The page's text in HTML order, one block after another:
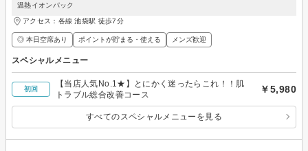
温熱イオンパック
アクセス：各線 池袋駅 徒歩7分
◎ 本日空席あり ポイントが貯まる・使える メンズ歓迎
スペシャルメニュー
初回
【当店人気No.1★】とにかく迷ったらこれ！！肌
トラブル総合改善コース
￥5,980
すべてのスペシャルメニューを見る